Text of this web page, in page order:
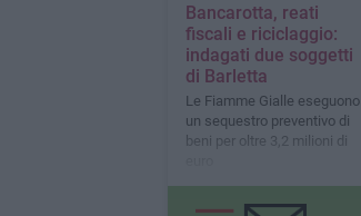
Bancarotta, reati
fiscali e riciclaggio:
indagati due soggetti
di Barletta
Le Fiamme Gialle eseguono
un sequestro preventivo di
beni per oltre 3,2 milioni di